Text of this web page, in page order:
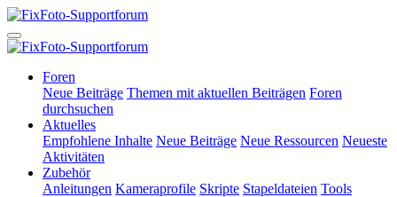
Foren
Neue Beiträge Themen mit aktuellen Beiträgen Foren
durchsuchen
Aktuelles
Empfohlene Inhalte Neue Beiträge Neue Ressourcen Neueste
Aktivitäten
Zubehör
Anleitungen Kameraprofile Skripte Stapeldateien Tools